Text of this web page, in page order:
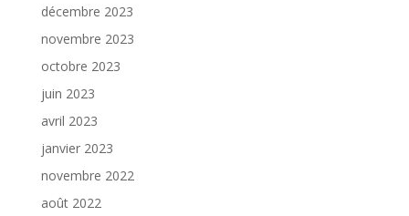
décembre 2023
novembre 2023
octobre 2023
juin 2023
avril 2023
janvier 2023
novembre 2022
août 2022